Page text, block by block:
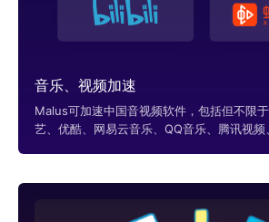
音乐、视频加速
Malus可加速中国音视频软件，包括但不限
艺、优酷、网易云音乐、QQ音乐、腾讯视频